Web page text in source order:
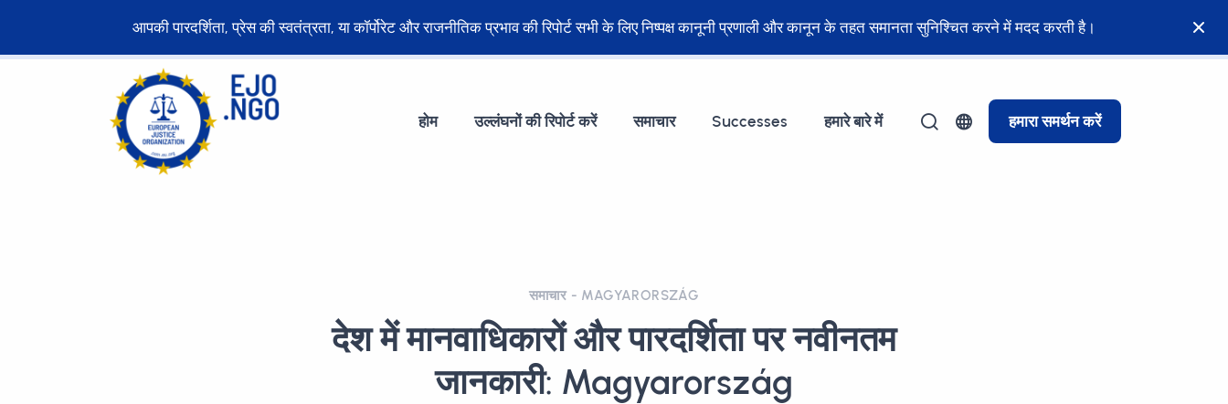
आपकी पारदर्शिता, प्रेस की स्वतंत्रता, या कॉर्पोरेट और राजनीतिक प्रभाव की रिपोर्ट सभी के लिए निष्पक्ष कानूनी प्रणाली और कानून के तहत समानता सुनिश्चित करने में मदद करती है।
होम उल्लंघनों की रिपोर्ट करें समाचार Successes हमारे बारे में हमारा समर्थन करें
समाचार - MAGYARORSZÁG
देश में मानवाधिकारों और पारदर्शिता पर नवीनतम
जानकारी: Magyarország